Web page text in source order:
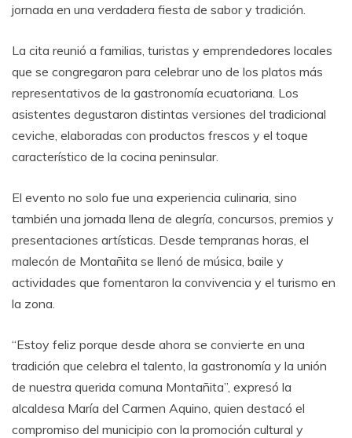
jornada en una verdadera fiesta de sabor y tradición.
La cita reunió a familias, turistas y emprendedores locales
que se congregaron para celebrar uno de los platos más
representativos de la gastronomía ecuatoriana. Los
asistentes degustaron distintas versiones del tradicional
ceviche, elaboradas con productos frescos y el toque
característico de la cocina peninsular.
El evento no solo fue una experiencia culinaria, sino
también una jornada llena de alegría, concursos, premios y
presentaciones artísticas. Desde tempranas horas, el
malecón de Montañita se llenó de música, baile y
actividades que fomentaron la convivencia y el turismo en
la zona.
“Estoy feliz porque desde ahora se convierte en una
tradición que celebra el talento, la gastronomía y la unión
de nuestra querida comuna Montañita”, expresó la
alcaldesa María del Carmen Aquino, quien destacó el
compromiso del municipio con la promoción cultural y